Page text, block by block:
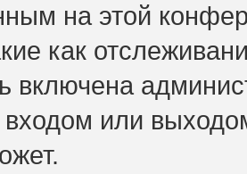
на этой
как
включена
входом или